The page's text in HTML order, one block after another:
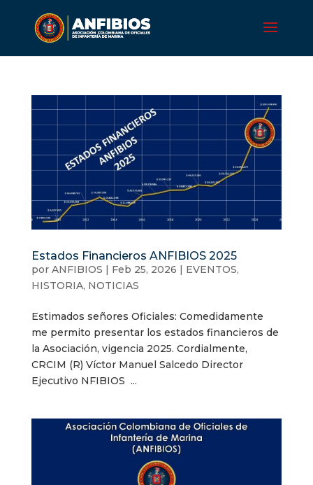
Estados Financieros ANFIBIOS 2025
por ANFIBIOS | Feb 25, 2026 | EVENTOS,
HISTORIA, NOTICIAS
Estimados señores Oficiales: Comedidamente
me permito presentar los estados financieros de
la Asociación, vigencia 2025. Cordialmente,
CRCIM (R) Víctor Manuel Salcedo Director
Ejecutivo NFIBIOS ...